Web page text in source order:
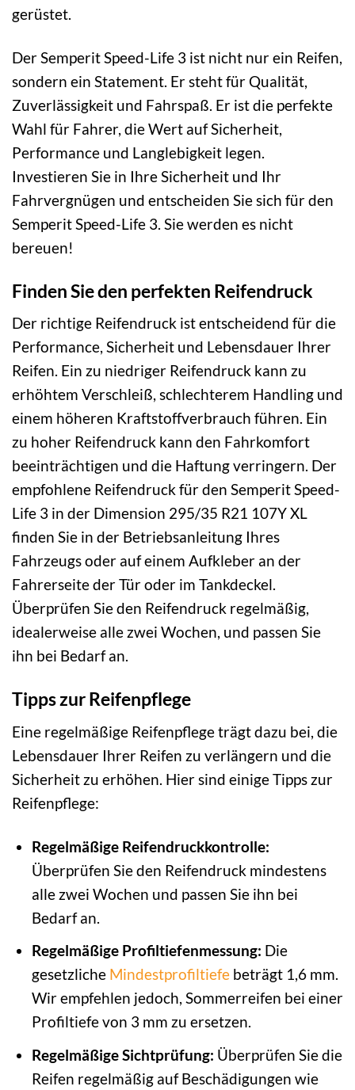
gerüstet.
Der Semperit Speed-Life 3 ist nicht nur ein Reifen,
sondern ein Statement. Er steht für Qualität,
Zuverlässigkeit und Fahrspaß. Er ist die perfekte
Wahl für Fahrer, die Wert auf Sicherheit,
Performance und Langlebigkeit legen.
Investieren Sie in Ihre Sicherheit und Ihr
Fahrvergnügen und entscheiden Sie sich für den
Semperit Speed-Life 3. Sie werden es nicht
bereuen!
Finden Sie den perfekten Reifendruck
Der richtige Reifendruck ist entscheidend für die
Performance, Sicherheit und Lebensdauer Ihrer
Reifen. Ein zu niedriger Reifendruck kann zu
erhöhtem Verschleiß, schlechterem Handling und
einem höheren Kraftstoffverbrauch führen. Ein
zu hoher Reifendruck kann den Fahrkomfort
beeinträchtigen und die Haftung verringern. Der
empfohlene Reifendruck für den Semperit Speed-
Life 3 in der Dimension 295/35 R21 107Y XL
finden Sie in der Betriebsanleitung Ihres
Fahrzeugs oder auf einem Aufkleber an der
Fahrerseite der Tür oder im Tankdeckel.
Überprüfen Sie den Reifendruck regelmäßig,
idealerweise alle zwei Wochen, und passen Sie
ihn bei Bedarf an.
Tipps zur Reifenpflege
Eine regelmäßige Reifenpflege trägt dazu bei, die
Lebensdauer Ihrer Reifen zu verlängern und die
Sicherheit zu erhöhen. Hier sind einige Tipps zur
Reifenpflege:
Regelmäßige Reifendruckkontrolle:
Überprüfen Sie den Reifendruck mindestens
alle zwei Wochen und passen Sie ihn bei
Bedarf an.
Regelmäßige Profiltiefenmessung: Die
gesetzliche Mindestprofiltiefebeträgt 1,6 mm.
Wir empfehlen jedoch, Sommerreifen bei einer
Profiltiefe von 3 mm zu ersetzen.
Regelmäßige Sichtprüfung: Überprüfen Sie die
Reifen regelmäßig auf Beschädigungen wie